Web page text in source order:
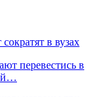
в вузах
перевестись в